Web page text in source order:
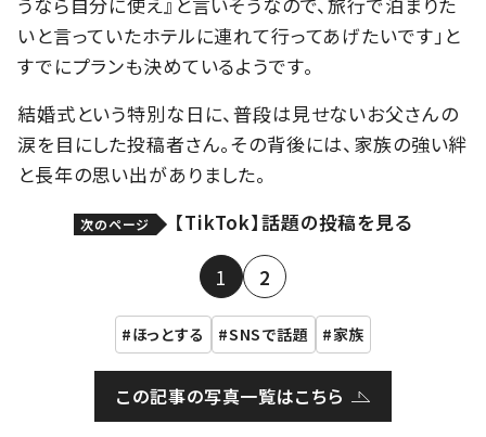
いと言っていたホテルに連れて行ってあげたいです」と
すでにプランも決めているようです。
結婚式という特別な日に、普段は見せないお父さんの
涙を目にした投稿者さん。その背後には、家族の強い絆
と長年の思い出がありました。
次のページ 【TikTok】話題の投稿を見る
1 2
ほっとする SNSで話題 家族
この記事の写真一覧はこちら